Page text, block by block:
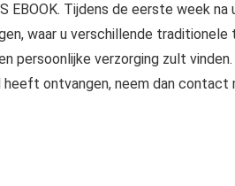
EBOOK. Tijdens de eerste week
waar u verschillende
persoonlijke verzorging zult
heeft ontvangen, neem dan